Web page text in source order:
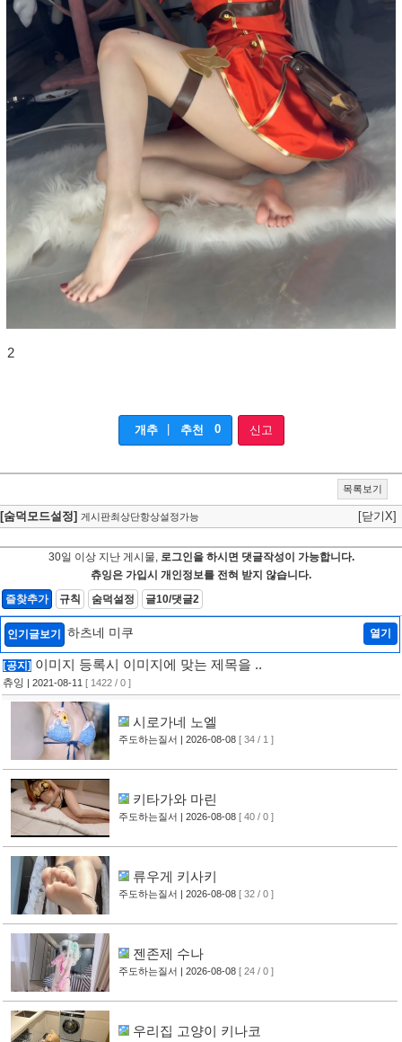
2
개추 추천 0 신고
목록보기
[숨덕모드설정] 게시판최상단항상설정가능 [닫기X]
30일 이상 지난 게시물, 로그인을 하시면 댓글작성이 가능합니다.
츄잉은 가입시 개인정보를 전혀 받지 않습니다.
즐찾추가
규칙 숨덕설정 글10/댓글2
인기글보기 하츠네 미쿠 열기
[공지] 이미지 등록시 이미지에 맞는 제목을 ..
츄잉 | 2021-08-11 [ 1422 / 0 ]
시로가네 노엘
주도하는질서 | 2026-08-08 [ 34 / 1 ]
키타가와 마린
주도하는질서 | 2026-08-08 [ 40 / 0 ]
류우게 키사키
주도하는질서 | 2026-08-08 [ 32 / 0 ]
젠존제 수나
주도하는질서 | 2026-08-08 [ 24 / 0 ]
우리집 고양이 키나코